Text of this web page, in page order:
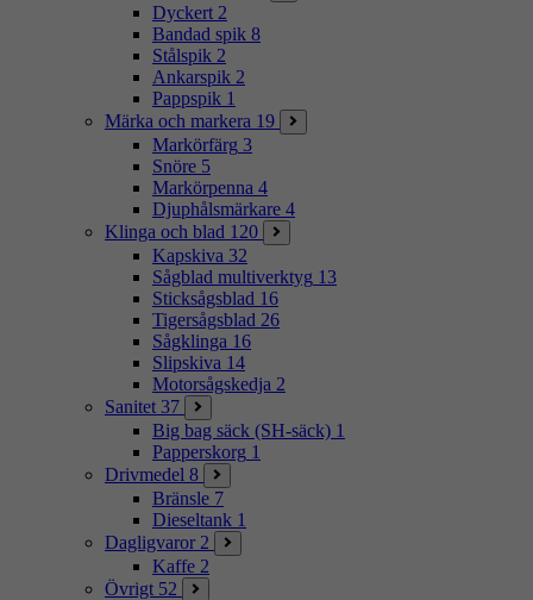
Dyckert 2
Bandad spik 8
Stålspik 2
Ankarspik 2
Pappspik 1
Märka och markera 19
Markörfärg 3
Snöre 5
Markörpenna 4
Djuphålsmärkare 4
Klinga och blad 120
Kapskiva 32
Sågblad multiverktyg 13
Sticksågsblad 16
Tigersågsblad 26
Sågklinga 16
Slipskiva 14
Motorsågskedja 2
Sanitet 37
Big bag säck (SH-säck) 1
Papperskorg 1
Drivmedel 8
Bränsle 7
Dieseltank 1
Dagligvaror 2
Kaffe 2
Övrigt 52